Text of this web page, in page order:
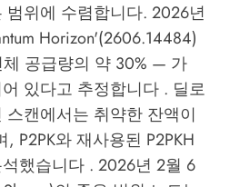
위에 수렴합니다. 2026년
Horizon'(2606.14484)
공급량의 약 30% — 가
있다고 추정합니다 . 딜로
캔에서는 취약한 잔액이
P2PK와 재사용된 P2PKH
했습니다 . 2026년 2월 6